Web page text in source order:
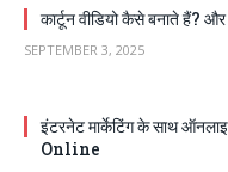
कार्टून वीडियो कैसे बनाते हैं?
SEPTEMBER 3, 2025
इंटरनेट मार्केटिंग के साथ
Online